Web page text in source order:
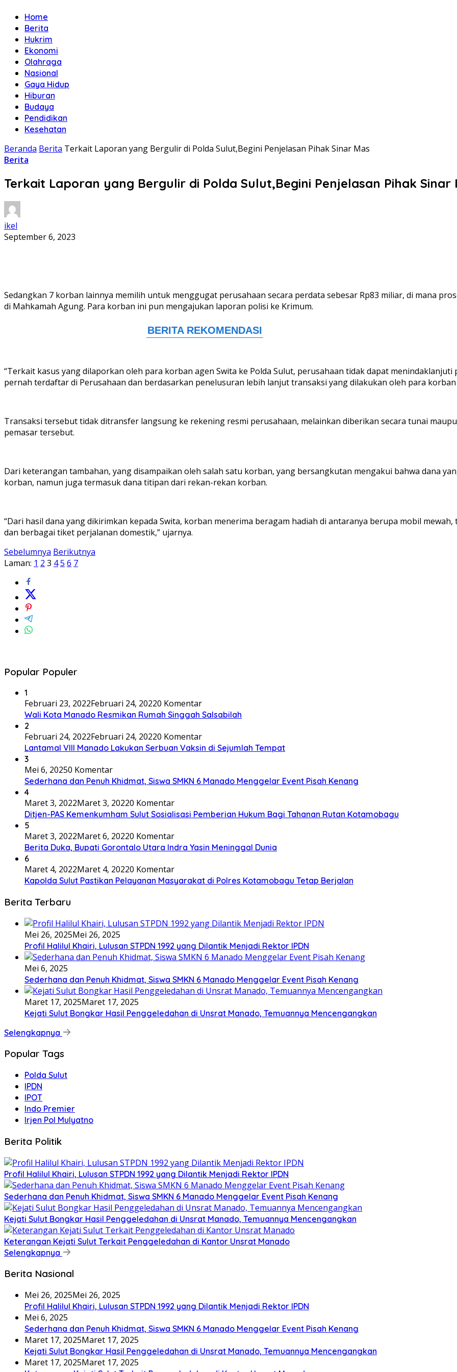
Home
Berita
Hukrim
Ekonomi
Olahraga
Nasional
Gaya Hidup
Hiburan
Budaya
Pendidikan
Kesehatan
Beranda Berita Terkait Laporan yang Bergulir di Polda Sulut,Begini Penjelasan Pihak Sinar Mas
Berita
Terkait Laporan yang Bergulir di Polda Sulut,Begini Penjelasan Pihak Sinar
ikel
September 6, 2023
Sedangkan 7 korban lainnya memilih untuk menggugat perusahaan secara perdata sebesar Rp83 miliar, di mana
di Mahkamah Agung. Para korban ini pun mengajukan laporan polisi ke Krimum.
“Terkait kasus yang dilaporkan oleh para korban agen Swita ke Polda Sulut, perusahaan tidak dapat
pernah terdaftar di Perusahaan dan berdasarkan penelusuran lebih lanjut transaksi yang dilakukan oleh para
Transaksi tersebut tidak ditransfer langsung ke rekening resmi perusahaan, melainkan diberikan secara tunai
pemasar tersebut.
Dari keterangan tambahan, yang disampaikan oleh salah satu korban, yang bersangkutan mengakui bahwa dana
korban, namun juga termasuk dana titipan dari rekan-rekan korban.
“Dari hasil dana yang dikirimkan kepada Swita, korban menerima beragam hadiah di antaranya berupa mobil
dan berbagai tiket perjalanan domestik,” ujarnya.
Sebelumnya Berikutnya
Laman: 1 2 3 45 6 7
Popular Populer
1
Februari 23, 2022Februari 24, 20220 Komentar
Wali Kota Manado Resmikan Rumah Singgah Salsabilah
2
Februari 24, 2022Februari 24, 20220 Komentar
Lantamal VIII Manado Lakukan Serbuan Vaksin di Sejumlah Tempat
3
Mei 6, 20250 Komentar
Sederhana dan Penuh Khidmat, Siswa SMKN 6 Manado Menggelar Event Pisah Kenang
4
Maret 3, 2022Maret 3, 20220 Komentar
Ditjen-PAS Kemenkumham Sulut Sosialisasi Pemberian Hukum Bagi Tahanan Rutan Kotamobagu
5
Maret 3, 2022Maret 6, 20220 Komentar
Berita Duka, Bupati Gorontalo Utara Indra Yasin Meninggal Dunia
6
Maret 4, 2022Maret 4, 20220 Komentar
Kapolda Sulut Pastikan Pelayanan Masyarakat di Polres Kotamobagu Tetap Berjalan
Berita Terbaru
Mei 26, 2025Mei 26, 2025
Profil Halilul Khairi, Lulusan STPDN 1992 yang Dilantik Menjadi Rektor IPDN
Mei 6, 2025
Sederhana dan Penuh Khidmat, Siswa SMKN 6 Manado Menggelar Event Pisah Kenang
Maret 17, 2025Maret 17, 2025
Kejati Sulut Bongkar Hasil Penggeledahan di Unsrat Manado, Temuannya Mencengangkan
Selengkapnya
Popular Tags
Polda Sulut
IPDN
IPOT
Indo Premier
Irjen Pol Mulyatno
Berita Politik
Profil Halilul Khairi, Lulusan STPDN 1992 yang Dilantik Menjadi Rektor IPDN
Sederhana dan Penuh Khidmat, Siswa SMKN 6 Manado Menggelar Event Pisah Kenang
Kejati Sulut Bongkar Hasil Penggeledahan di Unsrat Manado, Temuannya Mencengangkan
Keterangan Kejati Sulut Terkait Penggeledahan di Kantor Unsrat Manado
Selengkapnya
Berita Nasional
Mei 26, 2025Mei 26, 2025
Profil Halilul Khairi, Lulusan STPDN 1992 yang Dilantik Menjadi Rektor IPDN
Mei 6, 2025
Sederhana dan Penuh Khidmat, Siswa SMKN 6 Manado Menggelar Event Pisah Kenang
Maret 17, 2025Maret 17, 2025
Kejati Sulut Bongkar Hasil Penggeledahan di Unsrat Manado, Temuannya Mencengangkan
Maret 17, 2025Maret 17, 2025